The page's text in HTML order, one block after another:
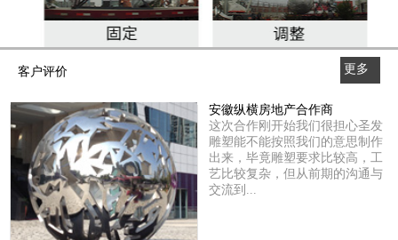
客户评价
更多
安徽纵横房地产合作商
这次合作刚开始我们很担心圣发
雕塑能不能按照我们的意思制作
出来，毕竟雕塑要求比较高，工
艺比较复杂，但从前期的沟通与
交流到...